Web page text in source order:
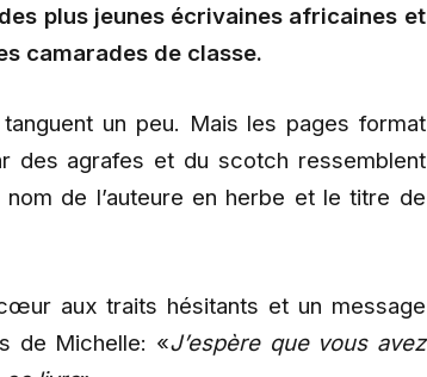
plus jeunes écrivaines africaines et
camarades de classe.
un peu. Mais les pages format
des agrafes et du scotch ressemblent
de l’auteure en herbe et le titre de
aux traits hésitants et un message
de Michelle: «J’espère que vous avez